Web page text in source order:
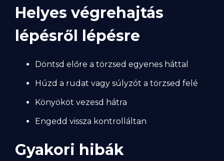
Helyes végrehajtás
lépésről lépésre
Döntsd előre a törzsed egyenes háttal
Húzd a rudat vagy súlyzót a törzsed felé
Könyököt vezesd hátra
Engedd vissza kontrolláltan
Gyakori hibák